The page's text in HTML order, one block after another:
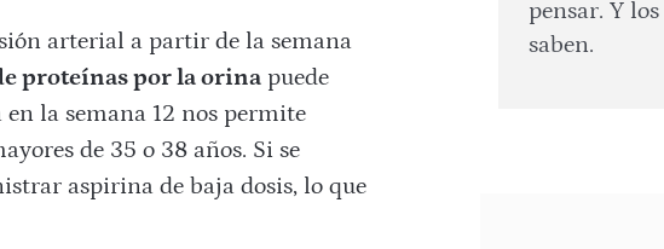
arterial a partir de la semana
proteínas por la orina puede
la semana 12 nos permite
de 35 o 38 años. Si se
aspirina de baja dosis, lo que
pensar. Y
saben.